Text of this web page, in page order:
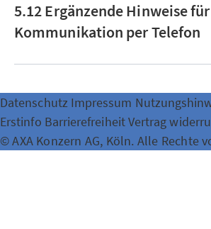
5.12 Ergänzende Hinweise
Kommunikation per Telefon
Datenschutz Impressum
Erstinfo BarrierefreiheitVertrag
© AXA Konzern AG, Köln. Alle Rechte